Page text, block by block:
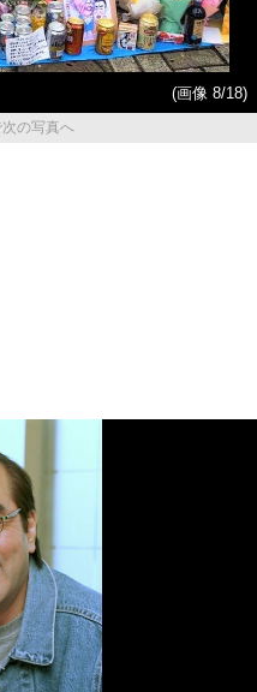
(画像 8/18)
の写真へ